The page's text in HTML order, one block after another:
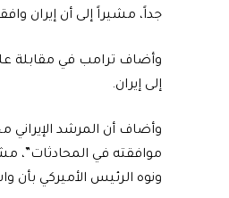
جداً، مشيراً إلى أن إيران
وأضاف ترامب في مقابلة
إلى إيران.
وأضاف أن المرشد الإيراني
موافقته في المحادثات”،
ونوه الرئيس الأميركي بأن